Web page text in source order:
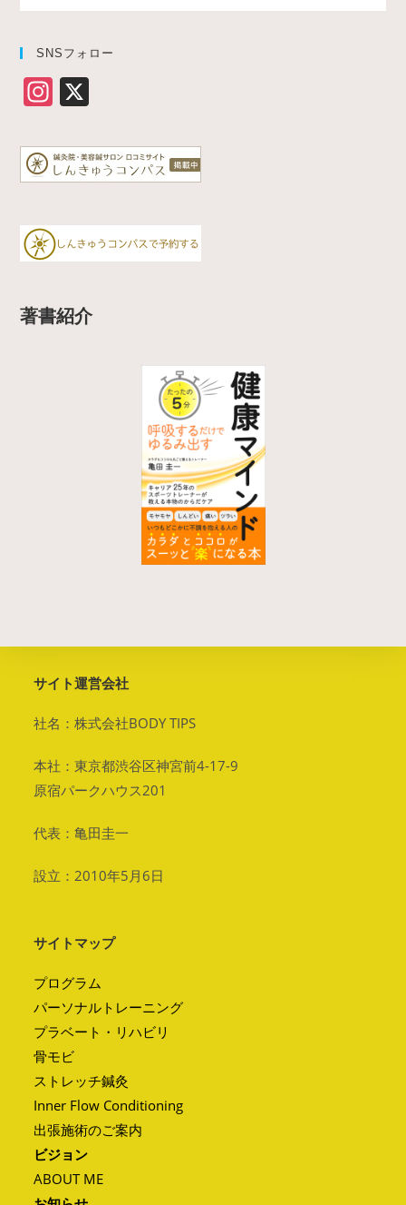
SNSフォロー
In
a
gr
m
著書紹介
サイト運営会社
社名：株式会社BODY TIPS
本社：東京都渋谷区神宮前4-17-9
原宿パークハウス201
代表：亀田圭一
設立：2010年5月6日
サイトマップ
プログラム
パーソナルトレーニング
プラベート・リハビリ
骨モビ
ストレッチ鍼灸
Inner Flow Conditioning
出張施術のご案内
ビジョン
ABOUT ME